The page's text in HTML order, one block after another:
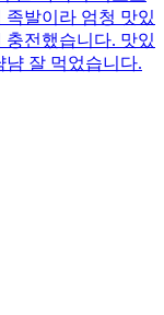
발이라 엄청 맛있
전했습니다. 맛있
잘 먹었습니다.